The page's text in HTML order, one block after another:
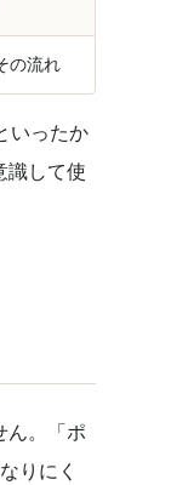
の流れ
いったか
識して使
ん。「ポ
りにく